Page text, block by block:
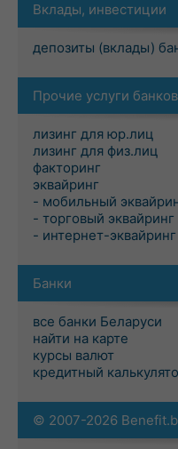
Вклады, инвестиции
депозиты (вклады)
Прочие услуги банков
лизинг для юр.лиц
лизинг для физ.лиц
факторинг
эквайринг
- мобильный
- торговый эквайринг
- интернет-эквайринг
Банки
все банки Беларуси
найти на карте
курсы валют
кредитный
© 2007-2026